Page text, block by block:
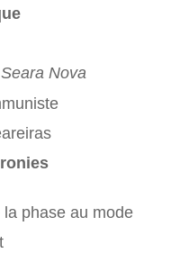
Seara Nova
phase au mode